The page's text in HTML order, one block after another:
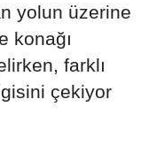
yolun üzerine
konağı
farklı
çekiyor